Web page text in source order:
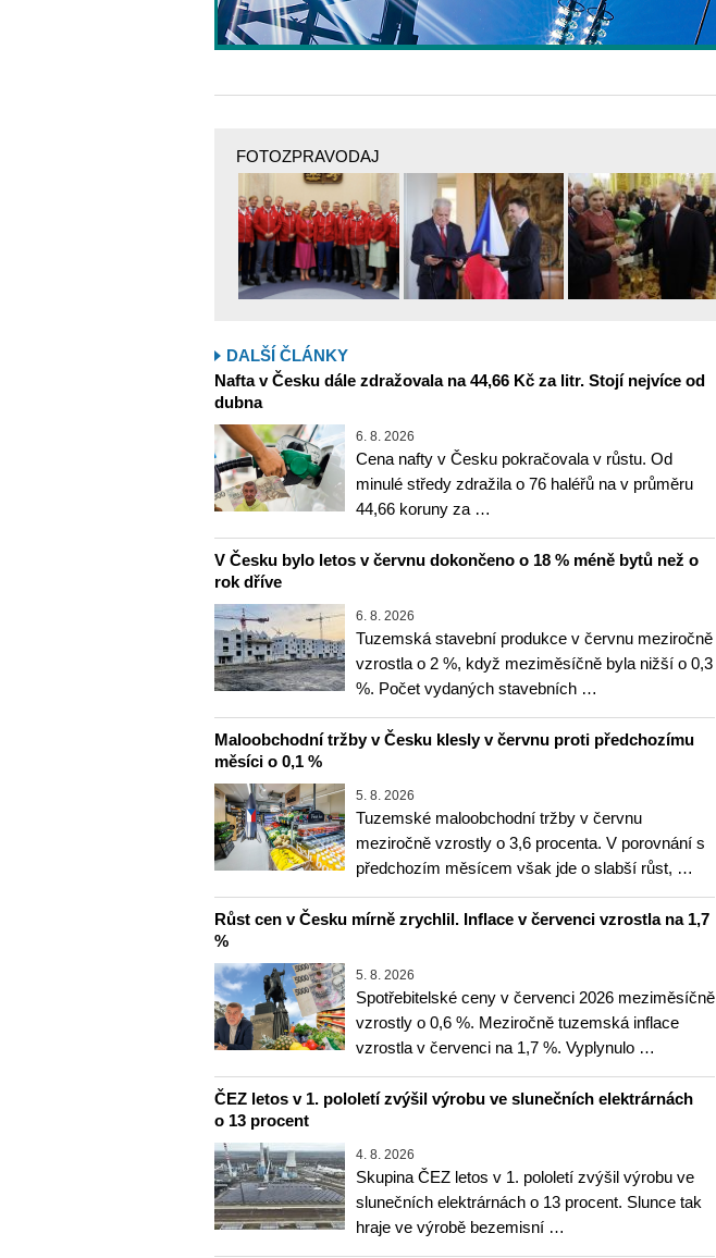
FOTOZPRAVODAJ
DALŠÍ ČLÁNKY
Nafta v Česku dále zdražovala na 44,66 Kč za litr. Stojí nejvíce od
dubna
6. 8. 2026
Cena nafty v Česku pokračovala v růstu. Od
minulé středy zdražila o 76 haléřů na v průměru
44,66 koruny za …
V Česku bylo letos v červnu dokončeno o 18 % méně bytů než o
rok dříve
6. 8. 2026
Tuzemská stavební produkce v červnu meziročně
vzrostla o 2 %, když meziměsíčně byla nižší o 0,3
%. Počet vydaných stavebních …
Maloobchodní tržby v Česku klesly v červnu proti předchozímu
měsíci o 0,1 %
5. 8. 2026
Tuzemské maloobchodní tržby v červnu
meziročně vzrostly o 3,6 procenta. V porovnání s
předchozím měsícem však jde o slabší růst, …
Růst cen v Česku mírně zrychlil. Inflace v červenci vzrostla na 1,7
%
5. 8. 2026
Spotřebitelské ceny v červenci 2026 meziměsíčně
vzrostly o 0,6 %. Meziročně tuzemská inflace
vzrostla v červenci na 1,7 %. Vyplynulo …
ČEZ letos v 1. pololetí zvýšil výrobu ve slunečních elektrárnách
o 13 procent
4. 8. 2026
Skupina ČEZ letos v 1. pololetí zvýšil výrobu ve
slunečních elektrárnách o 13 procent. Slunce tak
hraje ve výrobě bezemisní …